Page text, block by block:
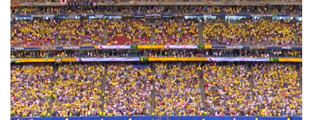
do
as